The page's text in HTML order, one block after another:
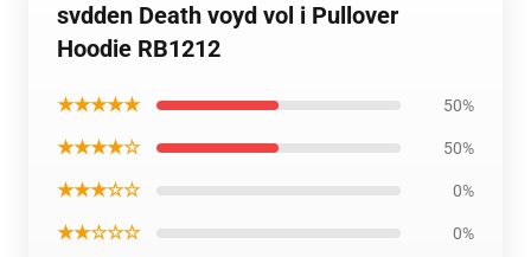
svdden Death voyd vol i Pullover
Hoodie RB1212
★★★★★ 50%
★★★★☆ 50%
★★★☆☆ 0%
★★☆☆☆ 0%